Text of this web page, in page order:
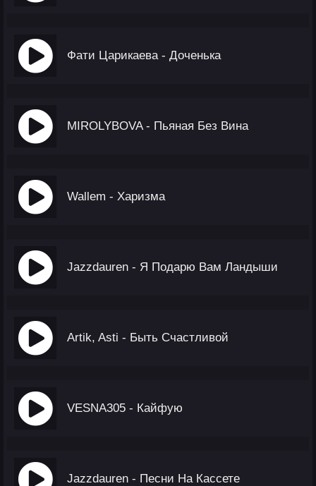
Фати Царикаева - Доченька
MIROLYBOVA - Пьяная Без Вина
Wallem - Харизма
Jazzdauren - Я Подарю Вам Ландыши
Artik, Asti - Быть Счастливой
VESNA305 - Кайфую
Jazzdauren - Песни На Кассете